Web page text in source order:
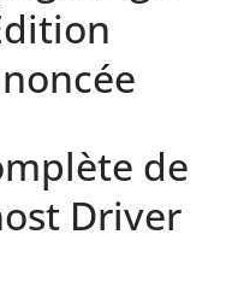
de
Driver